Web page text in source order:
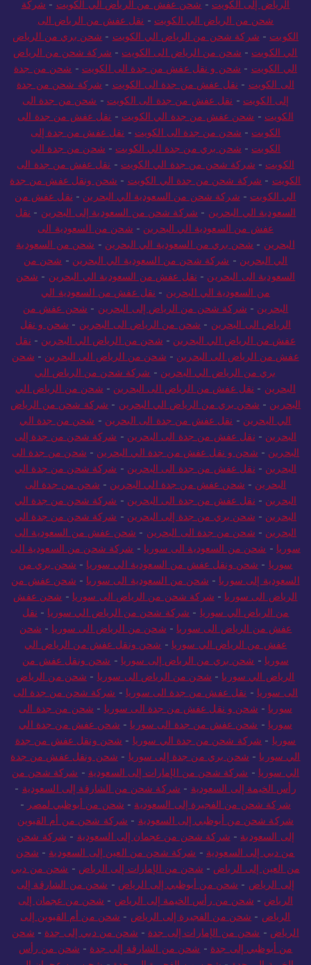
الرياض إلى الكويت - شحن عفش من الرياض الي الكويت - شركة
شحن من الرياض الي الكويت - نقل عفش من الرياض الى
الكويت - شركة شحن من الرياض الي الكويت - شحن بري من الرياض
الي الكويت - شحن من الرياض الى الكويت - شركة شحن من الرياض
الي الكويت - شحن و نقل عفش من جدة الى الكويت - شحن من جدة
الى الكويت - نقل عفش من جدة الى الكويت - شركة شحن من جدة
إلى الكويت - نقل عفش من جدة الى الكويت - شحن من جدة الى
الكويت - شحن عفش من جدة الي الكويت - نقل عفش من جدة الى
الكويت - شحن من جدة الى الكويت - نقل عفش من جدة إلى
الكويت - شحن بري من جدة الي الكويت - شحن من جدة الي
الكويت - شركة شحن من جدة الي الكويت - نقل عفش من جدة الى
الكويت - شركة شحن من جدة الي الكويت - شحن ونقل عفش من جدة
الي الكويت - شركة شحن من السعودية الي البحرين - نقل عفش من
السعودية الي البحرين - شركة شحن من السعودية إلى البحرين - نقل
عفش من السعودية الي البحرين - شحن من السعودية الى
البحرين - شحن بري من السعودية الي البحرين - شحن من السعودية
الي البحرين - شركة شحن من السعودية الي البحرين - شحن من
السعودية الى البحرين - نقل عفش من السعودية الي البحرين - شحن
من السعودية الي البحرين - نقل عفش من السعودية الي
البحرين - شركة شحن من الرياض إلى البحرين - شحن عفش من
الرياض الى البحرين - شحن من الرياض الى البحرين - شحن و نقل
عفش من الرياض الي البحرين - شحن من الرياض الي البحرين - نقل
عفش من الرياض الى البحرين - شحن من الرياض الى البحرين - شحن
بري من الرياض الي البحرين - شركة شحن من الرياض الي
البحرين - نقل عفش من الرياض الى البحرين - شحن من الرياض الي
البحرين - شحن بري من الرياض الي البحرين - شركة شحن من الرياض
الي البحرين - نقل عفش من جدة الى البحرين - شحن من جدة الي
البحرين - نقل عفش من جدة الى البحرين - شركة شحن من جدة إلى
البحرين - شحن و نقل عفش من جدة الي البحرين - شحن من جدة الى
البحرين - نقل عفش من جدة الى البحرين - شركة شحن من جدة الي
البحرين - شحن عفش من جدة الي البحرين - شحن من جدة الى
البحرين - نقل عفش من جدة الى البحرين - شركة شحن من جدة الي
البحرين - شحن بري من جدة إلى البحرين - شركة شحن من جدة الي
البحرين - شحن من جدة الى البحرين - شحن عفش من السعودية الى
سوريا - شحن من السعودية الى سوريا - شركة شحن من السعودية الى
سوريا - شحن ونقل عفش من السعودية الي سوريا - شحن بري من
السعودية إلى سوريا - شحن من السعودية الى سوريا - شحن عفش من
الرياض الى سوريا - شركة شحن من الرياض الى سوريا - شحن عفش
من الرياض الي سوريا - شركة شحن من الرياض الي سوريا - نقل
عفش من الرياض الى سوريا - شحن من الرياض الى سوريا - شحن
عفش من الرياض الي سوريا - شحن ونقل عفش من الرياض الي
سوريا - شحن بري من الرياض إلى سوريا - شحن ونقل عفش من
الرياض الي سوريا - شحن من الرياض الى سوريا - شحن من الرياض
الى سوريا - نقل عفش من جدة الى سوريا - شركة شحن من جدة الى
سوريا - شحن و نقل عفش من جدة الى سوريا - شحن من جدة الى
سوريا - شحن عفش من جدة الى سوريا - شحن عفش من جدة الي
سوريا - شركة شحن من جدة الي سوريا - شحن ونقل عفش من جدة
الي سوريا - شحن بري من جدة إلى سوريا - شحن ونقل عفش من جدة
الي سوريا - شركة شحن من الإمارات إلى السعودية - شركة شحن من
رأس الخيمة إلى السعودية - شركة شحن من الشارقة إلى السعودية -
شركة شحن من الفجيرة إلى السعودية - شحن من أبوظبي لمصر -
شركة شحن من أبوظبي إلى السعودية - شركة شحن من أم القيوين
إلى السعودية - شركة شحن من عجمان إلى السعودية - شركة شحن
من دبي إلى السعودية - شركة شحن من العين إلى السعودية - شحن
من العين إلى الرياض - شحن من الإمارات إلى الرياض - شحن من دبي
إلى الرياض - شحن من أبوظبي إلى الرياض - شحن من الشارقة إلى
الرياض - شحن من رأس الخيمة إلى الرياض - شحن من عجمان إلى
الرياض - شحن من الفجيرة إلى الرياض - شحن من أم القيوين إلى
الرياض - شحن من الإمارات إلى جدة - شحن من دبي إلى جدة - شحن
من أبوظبي إلى جدة - شحن من الشارقة إلى جدة - شحن من رأس